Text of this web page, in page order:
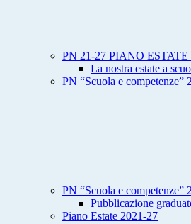
PN 21-27 PIANO ESTATE
La nostra estate a
PN “Scuola e
PN “Scuola e
Pubblicazione
Piano Estate 2021-27